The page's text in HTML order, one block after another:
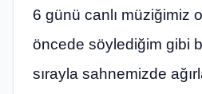
6 günü canlı müziğimiz
öncede söylediğim gibi
sırayla sahnemizde